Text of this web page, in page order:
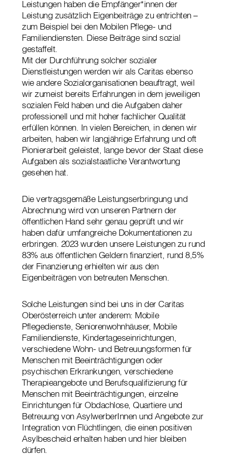
Leistungen haben die Empfänger*innen der
Leistung zusätzlich Eigenbeiträge zu entrichten –
zum Beispiel bei den Mobilen Pflege- und
Familiendiensten. Diese Beiträge sind sozial
gestaffelt.
Mit der Durchführung solcher sozialer
Dienstleistungen werden wir als Caritas ebenso
wie andere Sozialorganisationen beauftragt, weil
wir zumeist bereits Erfahrungen in dem jeweiligen
sozialen Feld haben und die Aufgaben daher
professionell und mit hoher fachlicher Qualität
erfüllen können. In vielen Bereichen, in denen wir
arbeiten, haben wir langjährige Erfahrung und oft
Pionierarbeit geleistet, lange bevor der Staat diese
Aufgaben als sozialstaatliche Verantwortung
gesehen hat.
Die vertragsgemäße Leistungserbringung und
Abrechnung wird von unseren Partnern der
öffentlichen Hand sehr genau geprüft und wir
haben dafür umfangreiche Dokumentationen zu
erbringen. 2023 wurden unsere Leistungen zu rund
83% aus öffentlichen Geldern finanziert, rund 8,5%
der Finanzierung erhielten wir aus den
Eigenbeiträgen von betreuten Menschen.
Solche Leistungen sind bei uns in der Caritas
Oberösterreich unter anderem: Mobile
Pflegedienste, Seniorenwohnhäuser, Mobile
Familiendienste, Kindertageseinrichtungen,
verschiedene Wohn- und Betreuungsformen für
Menschen mit Beeinträchtigungen oder
psychischen Erkrankungen, verschiedene
Therapieangebote und Berufsqualifizierung für
Menschen mit Beeinträchtigungen, einzelne
Einrichtungen für Obdachlose, Quartiere und
Betreuung von AsylwerberInnen und Angebote zur
Integration von Flüchtlingen, die einen positiven
Asylbescheid erhalten haben und hier bleiben
dürfen.